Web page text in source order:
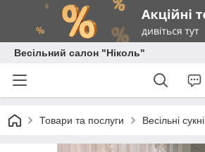
Весільний салон "Ніколь"
Товари та послуги Весільні сукні